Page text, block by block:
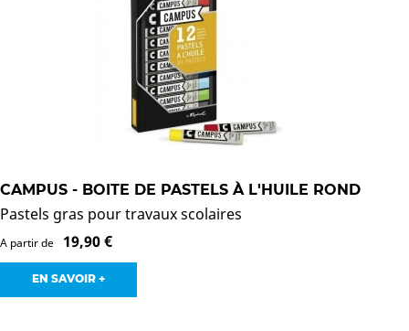
CAMPUS - BOITE DE PASTELS À L'HUILE ROND
Pastels gras pour travaux scolaires
A partir de 19,90 €
EN SAVOIR +